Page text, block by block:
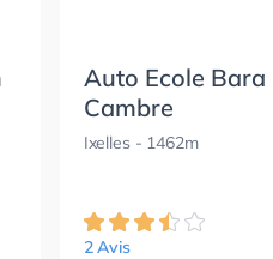
Auto Ecole Bara
Cambre
Ixelles - 1462m
2 Avis